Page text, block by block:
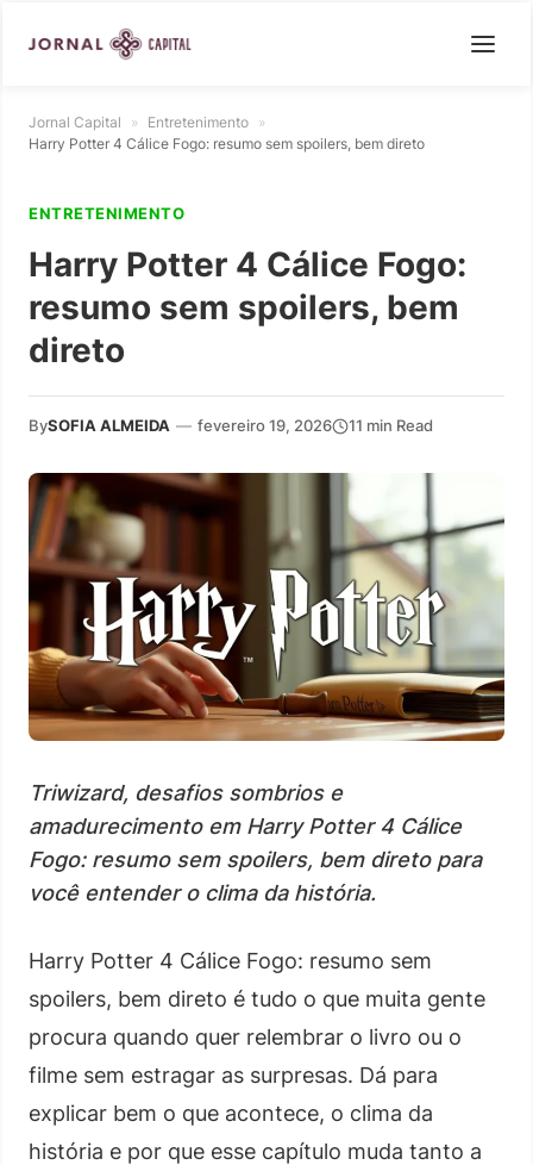
Jornal Capital » Entretenimento »
Harry Potter 4 Cálice Fogo: resumo sem spoilers, bem direto
ENTRETENIMENTO
Harry Potter 4 Cálice Fogo:
resumo sem spoilers, bem
direto
BySOFIA ALMEIDA — fevereiro 19, 2026 11 min Read
Triwizard, desafios sombrios e
amadurecimento em Harry Potter 4 Cálice
Fogo: resumo sem spoilers, bem direto para
você entender o clima da história.
Harry Potter 4 Cálice Fogo: resumo sem
spoilers, bem direto é tudo o que muita gente
procura quando quer relembrar o livro ou o
filme sem estragar as surpresas. Dá para
explicar bem o que acontece, o clima da
história e por que esse capítulo muda tanto a